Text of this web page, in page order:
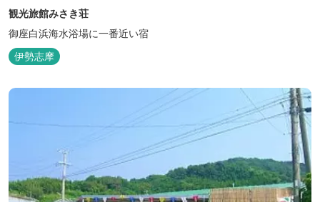
観光旅館みさき荘
御座白浜海水浴場に一番近い宿
伊勢志摩